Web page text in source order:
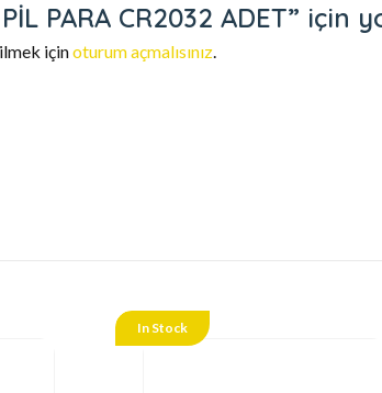
PARA CR2032 ADET”
içinoturum açmalısınız.
In Stock